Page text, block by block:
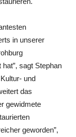
in unserer
sagt Stephan
und
das
gewidmete
geworden”,